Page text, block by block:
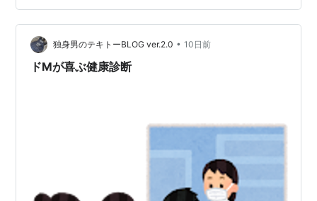
って答えたところ、素直な反応が返って来た。 この歳で
こんなブログを描いているところからして、まったくね
ぇ…なぜ目指さなかったんだろうねぇ…と自分でも思って
しまった。 「他に興味のあるものが出来たから」…
独身男のテキトーBLOG ver.2.0 • 10日前
ドMが喜ぶ健康診断